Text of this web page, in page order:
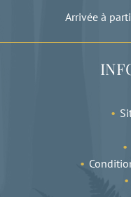
Arrivée à